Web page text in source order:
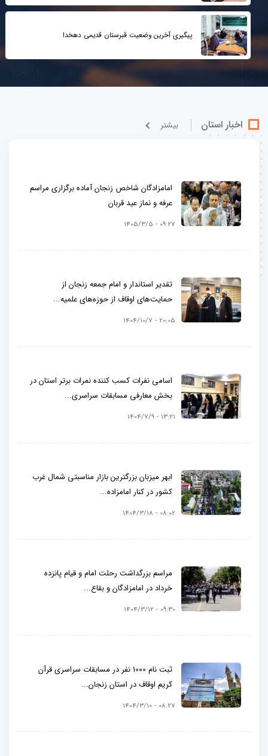
پیگیری آخرین وضعیت قبرستان قدیمی دهخدا
اخبار استان بيشتر
امامزادگان شاخص زنجان آماده برگزاری مراسم
عرفه و نماز عید قربان
09:27 - 1405/3/5
تقدیر استاندار و امام جمعه زنجان از
حمایت‌های اوقاف از حوزه‌های علمیه...
20:05 - 1404/10/7
اسامی نفرات کسب کننده نمرات برتر استان در
بخش معارفی مسابقات سراسری...
13:21 - 1404/7/9
ابهر میزبان بزرگترین بازار مناسبتی شمال‌ غرب
کشور در کنار امامزاده...
08:02 - 1404/3/18
مراسم بزرگداشت رحلت امام و قیام پانزده
خرداد در امامزادگان و بقاع...
09:30 - 1404/3/12
ثبت نام 1000 نفر در مسابقات سراسری قرآن
کریم اوقاف در استان زنجان...
08:27 - 1404/3/10